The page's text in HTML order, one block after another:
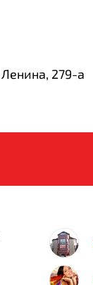
279-а